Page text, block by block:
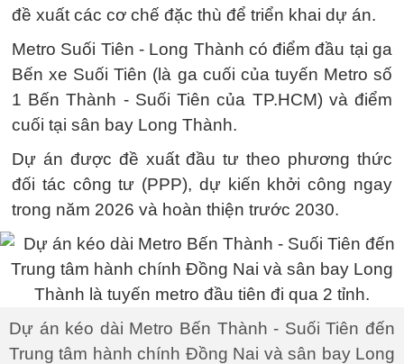
đề xuất các cơ chế đặc thù để triển khai dự án.
Metro Suối Tiên - Long Thành có điểm đầu tại ga
Bến xe Suối Tiên (là ga cuối của tuyến Metro số
1 Bến Thành - Suối Tiên của TP.HCM) và điểm
cuối tại sân bay Long Thành.
Dự án được đề xuất đầu tư theo phương thức
đối tác công tư (PPP), dự kiến khởi công ngay
trong năm 2026 và hoàn thiện trước 2030.
Dự án kéo dài Metro Bến Thành - Suối Tiên đến
Trung tâm hành chính Đồng Nai và sân bay Long